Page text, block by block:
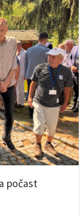
počast